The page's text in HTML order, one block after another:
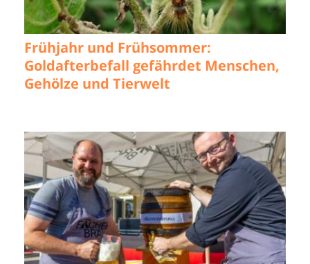
Frühjahr und Frühsommer:
Goldafterbefall gefährdet Menschen,
Gehölze und Tierwelt